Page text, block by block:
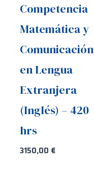
Competencia
Matemática y
Comunicación
en Lengua
Extranjera
(Inglés) – 420
hrs
3150,00 €